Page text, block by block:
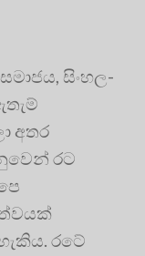
සිංහල-
අතර
රට
රටේ